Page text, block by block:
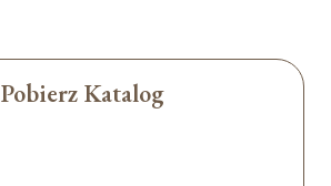
Pobierz Katalog